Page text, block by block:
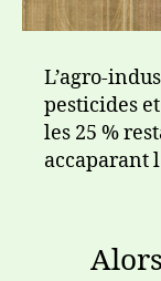
L’agro-
pesticides
les 25 %
accaparant